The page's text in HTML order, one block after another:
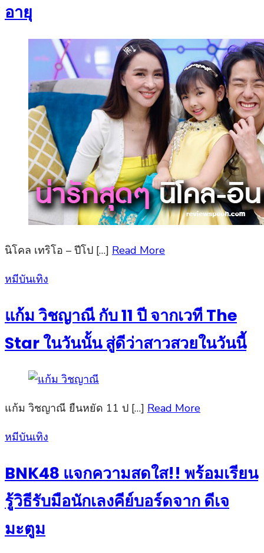
อายุ
นิโคล เทริโอ – ปีโป […] Read More
Posted
หมีบันเทิง
แก้ม วิชญาณี กับ 11 ปี จากเวที The
Star ในวันนั้น สู่ดีว่าสาวสวยในวันนี้
แก้ม วิชญาณี ยืนหยัด 11 ป […] Read More
Posted
หมีบันเทิง
BNK48 แจกความสดใส!! พร้อมเรียน
รู้วิธีรับมือนักเลงคีย์บอร์ดจาก ดีเจ
มะตูม